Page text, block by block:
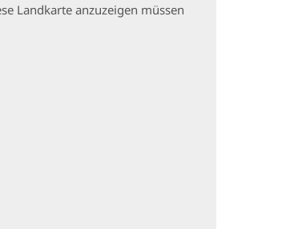
Landkarte anzuzeigen müssen